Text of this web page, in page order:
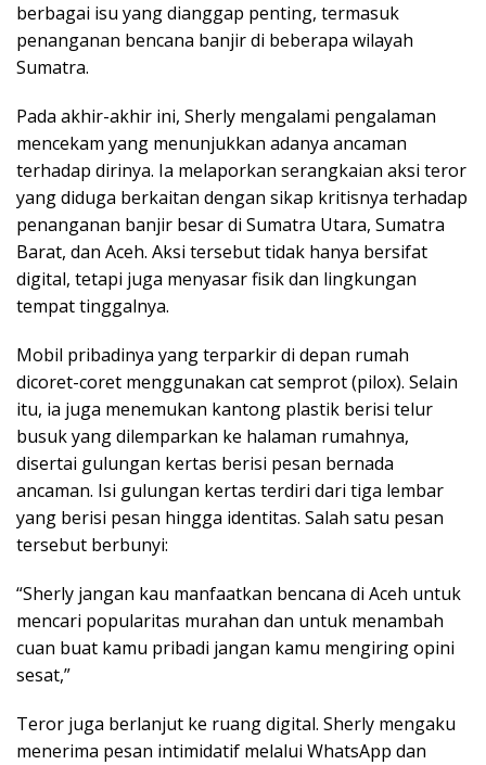
berbagai isu yang dianggap penting, termasuk
penanganan bencana banjir di beberapa wilayah
Sumatra.
Pada akhir-akhir ini, Sherly mengalami pengalaman
mencekam yang menunjukkan adanya ancaman
terhadap dirinya. Ia melaporkan serangkaian aksi teror
yang diduga berkaitan dengan sikap kritisnya terhadap
penanganan banjir besar di Sumatra Utara, Sumatra
Barat, dan Aceh. Aksi tersebut tidak hanya bersifat
digital, tetapi juga menyasar fisik dan lingkungan
tempat tinggalnya.
Mobil pribadinya yang terparkir di depan rumah
dicoret-coret menggunakan cat semprot (pilox). Selain
itu, ia juga menemukan kantong plastik berisi telur
busuk yang dilemparkan ke halaman rumahnya,
disertai gulungan kertas berisi pesan bernada
ancaman. Isi gulungan kertas terdiri dari tiga lembar
yang berisi pesan hingga identitas. Salah satu pesan
tersebut berbunyi:
“Sherly jangan kau manfaatkan bencana di Aceh untuk
mencari popularitas murahan dan untuk menambah
cuan buat kamu pribadi jangan kamu mengiring opini
sesat,”
Teror juga berlanjut ke ruang digital. Sherly mengaku
menerima pesan intimidatif melalui WhatsApp dan